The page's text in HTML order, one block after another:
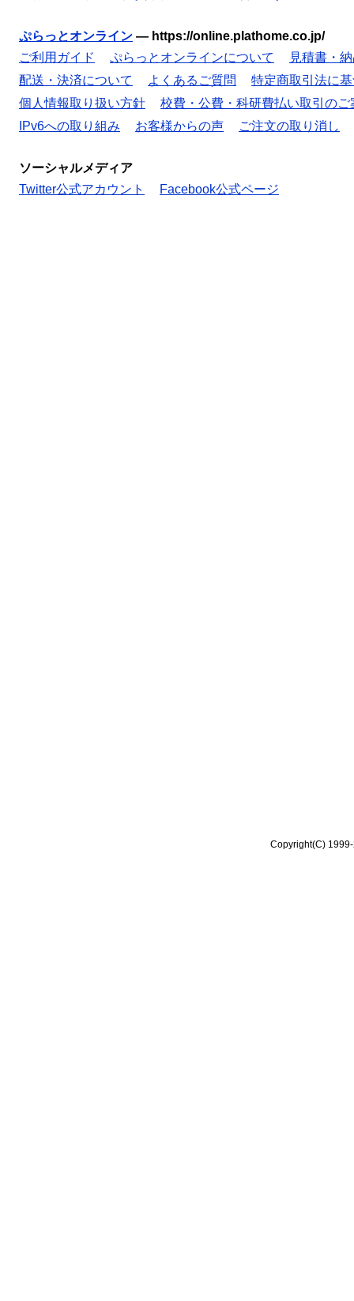
ぷらっとオンライン — https://online.plathome.co.jp/
ご利用ガイド
ぷらっとオンラインについて
見積書・
配送・決済について
よくあるご質問
特定商取引法に
個人情報取り扱い方針
校費・公費・科研費払い取引のご
IPv6への取り組み
お客様からの声 ご注文の取り消し
ソーシャルメディア
Twitter公式アカウント
Facebook公式ページ
Copyright(C)